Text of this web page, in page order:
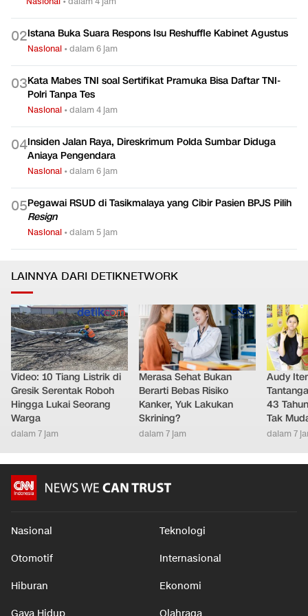
02Istana Buka Suara Respons Isu Reshuffle Kabinet Agustus
Nasional •dalam 6 jam
03Kata Mabes TNI soal Sertifikat Pramuka Bisa Daftar TNI-
Polri Tanpa Tes
Nasional •dalam 4 jam
04Insiden Jalan Raya, Direskrimum Polda Sumbar Diduga
Aniaya Pengendara
Nasional •dalam 6 jam
05Pegawai RSUD di Tasikmalaya yang Cibir Pasien BPJS Pilih
Resign
Nasional •dalam 5 jam
LAINNYA DARI DETIKNETWORK
Video: 10 Tiang Listrik di
Gresik Serentak Roboh
Hingga Lukai Seorang
Warga
dalam 7 jam
Merasa Sehat Bukan
Berarti Bebas Risiko
Kanker, Yuk Lakukan
Skrining?
dalam 7 jam
Audy
43
Tak
dalam 7
Nasional Teknologi
Otomotif Internasional
Hiburan Ekonomi
Gaya Hidup Olahraga